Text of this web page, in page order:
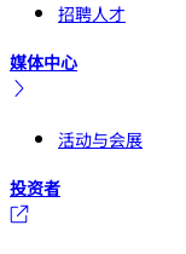
招聘人才
媒体中心
活动与会展
投资者